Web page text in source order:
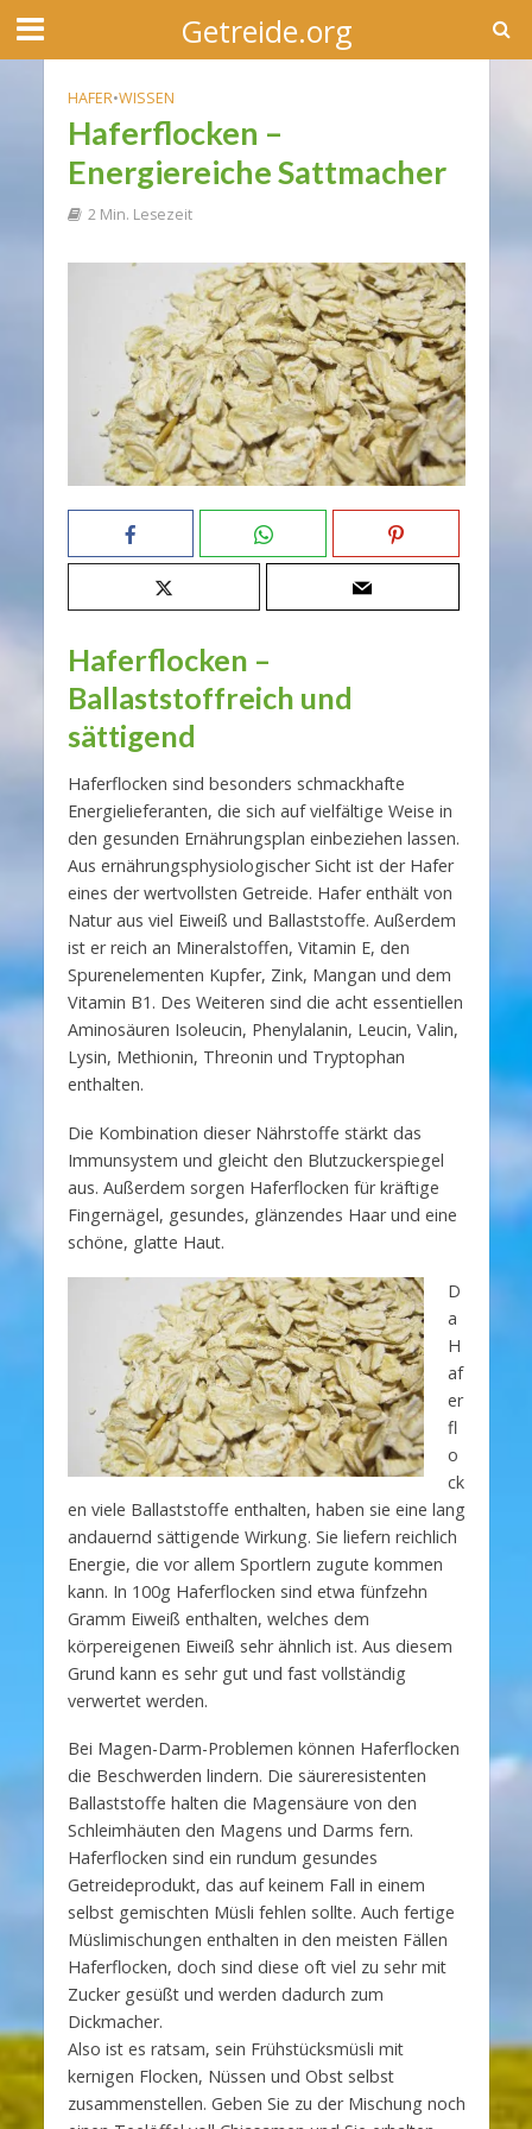
Getreide.org
HAFER•WISSEN
Haferflocken –
Energiereiche Sattmacher
2 Min. Lesezeit
Haferflocken –
Ballaststoffreich und
sättigend
Haferflocken sind besonders schmackhafte
Energielieferanten, die sich auf vielfältige Weise in
den gesunden Ernährungsplan einbeziehen lassen.
Aus ernährungsphysiologischer Sicht ist der Hafer
eines der wertvollsten Getreide. Hafer enthält von
Natur aus viel Eiweiß und Ballaststoffe. Außerdem
ist er reich an Mineralstoffen, Vitamin E, den
Spurenelementen Kupfer, Zink, Mangan und dem
Vitamin B1. Des Weiteren sind die acht essentiellen
Aminosäuren Isoleucin, Phenylalanin, Leucin, Valin,
Lysin, Methionin, Threonin und Tryptophan
enthalten.
Die Kombination dieser Nährstoffe stärkt das
Immunsystem und gleicht den Blutzuckerspiegel
aus. Außerdem sorgen Haferflocken für kräftige
Fingernägel, gesundes, glänzendes Haar und eine
schöne, glatte Haut.
D
a
H
af
er
fl
o
ck
en viele Ballaststoffe enthalten, haben sie eine lang
andauernd sättigende Wirkung. Sie liefern reichlich
Energie, die vor allem Sportlern zugute kommen
kann. In 100g Haferflocken sind etwa fünfzehn
Gramm Eiweiß enthalten, welches dem
körpereigenen Eiweiß sehr ähnlich ist. Aus diesem
Grund kann es sehr gut und fast vollständig
verwertet werden.
Bei Magen-Darm-Problemen können Haferflocken
die Beschwerden lindern. Die säureresistenten
Ballaststoffe halten die Magensäure von den
Schleimhäuten den Magens und Darms fern.
Haferflocken sind ein rundum gesundes
Getreideprodukt, das auf keinem Fall in einem
selbst gemischten Müsli fehlen sollte. Auch fertige
Müslimischungen enthalten in den meisten Fällen
Haferflocken, doch sind diese oft viel zu sehr mit
Zucker gesüßt und werden dadurch zum
Dickmacher.
Also ist es ratsam, sein Frühstücksmüsli mit
kernigen Flocken, Nüssen und Obst selbst
zusammenstellen. Geben Sie zu der Mischung noch